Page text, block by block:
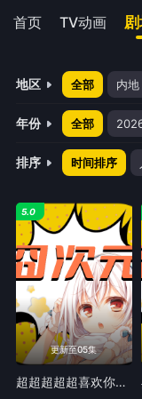
首页 TV动画
我
地区 全部 内地
年份 全部
排序 时间排序
更新至05集
5.0
超超超超超喜欢你的100个女朋友第三季